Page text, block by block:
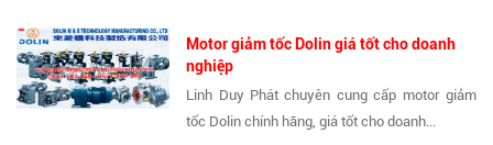
Motor giảm tốc Dolin giá tốt cho doanh
nghiệp
Linh Duy Phát chuyên cung cấp motor giảm
tốc Dolin chính hãng, giá tốt cho doanh...